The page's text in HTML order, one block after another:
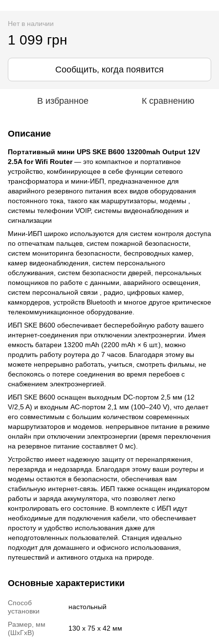
Нет в наличии
1 099 грн
Сообщить, когда появится
В избранное К сравнению
Описание
Портативный мини UPS SKE B600 13200mah Output 12V
2.5A for Wifi Router— это компактное и портативное
устройство, комбинирующее в себе функции сетевого
трансформатора и мини-ИБП, предназначенное для
аварийного резервного питания всех видов оборудования
постоянного тока, такого как маршрутизаторы, модемы ,
системы телефонии VOIP, системы видеонаблюдения и
сигнализации
Мини-ИБП широко используются для систем контроля доступа
по отпечаткам пальцев, систем пожарной безопасности,
систем мониторинга безопасности, беспроводных камер,
камер видеонаблюдения, систем персонального
обслуживания, систем безопасности дверей, персональных
помощников по работе с данными, аварийного освещения,
систем персональной связи , радио, цифровых камер,
камкордеров, устройств Bluetooth и многое другое критическое
телекоммуникационное оборудование.
ИБП SKE B600 обеспечивает бесперебойную работу вашего
интернет-соединения при отключении электроэнергии. Имея
емкость батареи 13200 mAh (2200 mAh × 6 шт.), можно
продлить работу роутера до 7 часов. Благодаря этому вы
можете непрерывно работать, учиться, смотреть фильмы, не
беспокоясь о потере соединения во время перебоев с
снабжением электроэнергией.
ИБП SKE B600 оснащен выходным DC-портом 2,5 мм (12
V/2,5 A) и входным AC-портом 2,1 мм (100–240 V), что делает
его совместимым с большим количеством современных
маршрутизаторов и модемов. непрерывное питание в режиме
онлайн при отключении электроэнергии (время переключения
на резервное питание составляет 0 мс).
Устройство имеет надежную защиту от перенапряжения,
перезаряда и недозаряда. Благодаря этому ваши роутеры и
модемы остаются в безопасности, обеспечивая вам
стабильную интернет-связь. ИБП также оснащен индикатором
работы и заряда аккумулятора, что позволяет легко
контролировать его состояние. В комплекте с ИБП идут
необходимые для подключения кабели, что обеспечивает
простоту и удобство использования даже для
неподготовленных пользователей. Станция идеально
подходит для домашнего и офисного использования,
путешествий и активного отдыха на природе.
Основные характеристики
Способ
установки
настольный
Размер, мм
(ШхГхВ)
130 х 75 х 42 мм